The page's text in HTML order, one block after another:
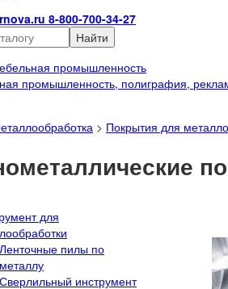
8-800-700-34-27
Найти
промышленность
промышленность, полиграфия,
> Покрытия для
для
Ленточные пилы по
металлу
Сверлильный инструмент